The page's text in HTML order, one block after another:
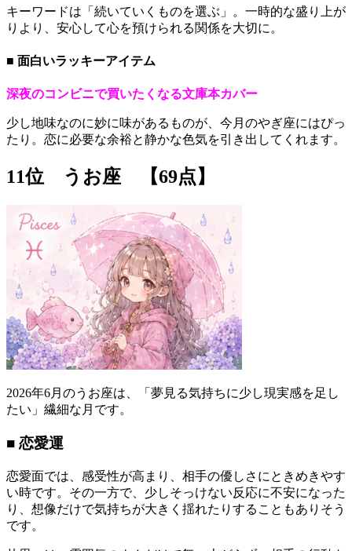
キーワードは「続いていくものを選ぶ」。一時的な盛り上が
りより、安心して心を預けられる関係を大切に。
■ 面白いラッキーアイテム
深夜のコンビニで買いたくなる文庫本カバー
少し地味なのに妙に味があるものが、今月のやぎ座にはぴっ
たり。恋に必要な余裕と静かな色気を引き出してくれます。
11位 うお座 【69点】
2026年6月のうお座は、「夢見る気持ちに少し現実感を足し
たい」繊細な月です。
■ 恋愛運
恋愛面では、感受性が高まり、相手の優しさにときめきやす
い時です。その一方で、少しそっけない反応に不安になった
り、想像だけで気持ちが大きく揺れたりすることもありそう
です。